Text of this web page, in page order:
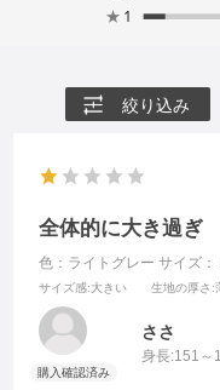
★ 1
絞り込み
全体的に大き過ぎ
色：ライトグレー サイズ：
サイズ感:大きい 生地の厚さ :
ささ
身長:151～